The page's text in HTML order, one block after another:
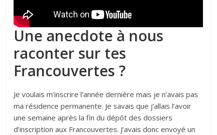
Une anecdote à nous
raconter sur tes
Francouvertes ?
Je voulais m’inscrire l’année dernière mais je n’avais pas
ma résidence permanente. Je savais que j’allais l’avoir
une semaine après la fin du dépôt des dossiers
d’inscription aux Francouvertes. J’avais donc envoyé un